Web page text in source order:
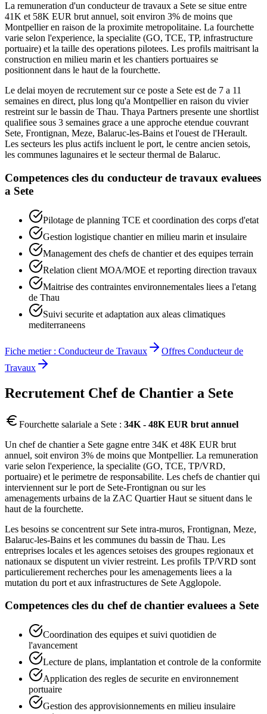
La remuneration d'un conducteur de travaux a Sete se situe entre
41K et 58K EUR brut annuel, soit environ 3% de moins que
Montpellier en raison de la proximite metropolitaine. La fourchette
varie selon l'experience, la specialite (GO, TCE, TP, infrastructure
portuaire) et la taille des operations pilotees. Les profils maitrisant la
construction en milieu marin et les chantiers portuaires se
positionnent dans le haut de la fourchette.
Le delai moyen de recrutement sur ce poste a Sete est de 7 a 11
semaines en direct, plus long qu'a Montpellier en raison du vivier
restreint sur le bassin de Thau. Thaya Partners presente une shortlist
qualifiee sous 3 semaines grace a une approche etendue couvrant
Sete, Frontignan, Meze, Balaruc-les-Bains et l'ouest de l'Herault.
Les secteurs les plus actifs incluent le port, le centre ancien setois,
les communes lagunaires et le secteur thermal de Balaruc.
Competences cles du conducteur de travaux evaluees
a Sete
Pilotage de planning TCE et coordination des corps d'etat
Gestion logistique chantier en milieu marin et insulaire
Management des chefs de chantier et des equipes terrain
Relation client MOA/MOE et reporting direction travaux
Maitrise des contraintes environnementales liees a l'etang
de Thau
Suivi securite et adaptation aux aleas climatiques
mediterraneens
Fiche metier : Conducteur de Travaux Offres Conducteur de
Travaux
Recrutement Chef de Chantier a Sete
Fourchette salariale a Sete : 34K - 48K EUR brut annuel
Un chef de chantier a Sete gagne entre 34K et 48K EUR brut
annuel, soit environ 3% de moins que Montpellier. La remuneration
varie selon l'experience, la specialite (GO, TCE, TP/VRD,
portuaire) et le perimetre de responsabilite. Les chefs de chantier qui
interviennent sur le port de Sete-Frontignan ou sur les
amenagements urbains de la ZAC Quartier Haut se situent dans le
haut de la fourchette.
Les besoins se concentrent sur Sete intra-muros, Frontignan, Meze,
Balaruc-les-Bains et les communes du bassin de Thau. Les
entreprises locales et les agences setoises des groupes regionaux et
nationaux se disputent un vivier restreint. Les profils TP/VRD sont
particulierement recherches pour les amenagements liees a la
mutation du port et aux infrastructures de Sete Agglopole.
Competences cles du chef de chantier evaluees a Sete
Coordination des equipes et suivi quotidien de
l'avancement
Lecture de plans, implantation et controle de la conformite
Application des regles de securite en environnement
portuaire
Gestion des approvisionnements en milieu insulaire